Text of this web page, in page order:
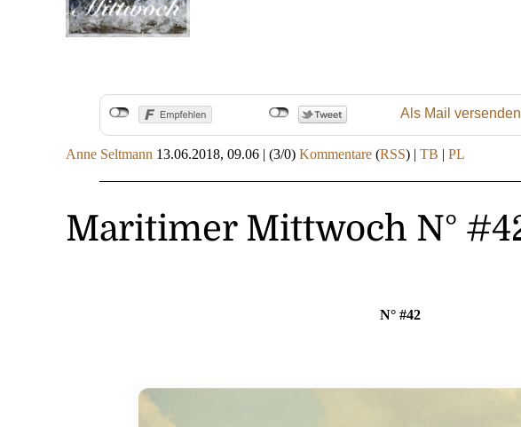
Als Mail versenden
Anne Seltmann 13.06.2018, 09.06 | (3/0) Kommentare (RSS) | TB | PL
Maritimer Mittwoch N°
N° #42